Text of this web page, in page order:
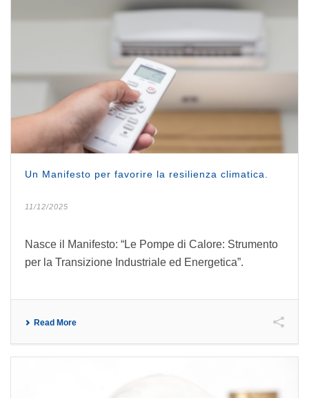
Un Manifesto per favorire la resilienza climatica.
11/12/2025
Nasce il Manifesto: “Le Pompe di Calore: Strumento
per la Transizione Industriale ed Energetica”.
Read More